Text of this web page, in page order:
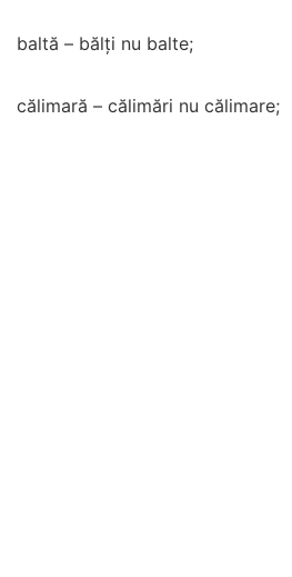
baltă – bălți nu balte;
călimară – călimări nu călimare;